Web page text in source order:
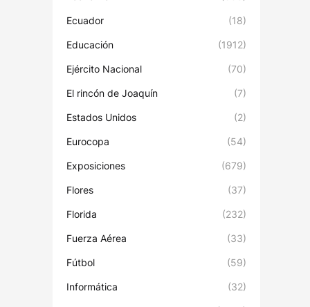
Ecuador (18)
Educación (1912)
Ejército Nacional (70)
El rincón de Joaquín (7)
Estados Unidos (2)
Eurocopa (54)
Exposiciones (679)
Flores (37)
Florida (232)
Fuerza Aérea (33)
Fútbol (59)
Informática (32)